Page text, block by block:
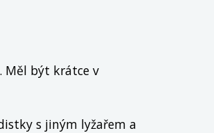
Měl být krátce v
s jiným lyžařem a